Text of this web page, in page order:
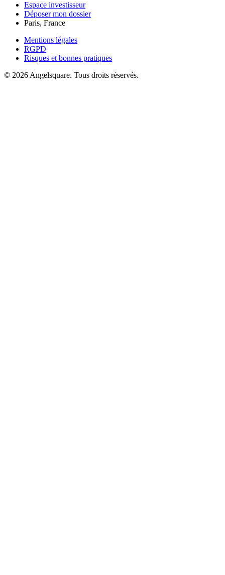
Espace investisseur
Déposer mon dossier
Paris, France
Mentions légales
RGPD
Risques et bonnes pratiques
© 2026 Angelsquare. Tous droits réservés.